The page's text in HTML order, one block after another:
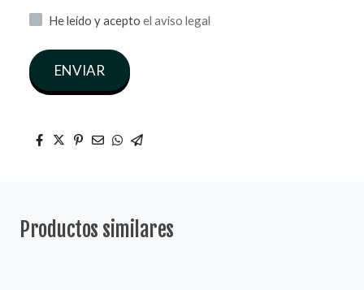
He leído y acepto el aviso legal
ENVIAR
Productos similares